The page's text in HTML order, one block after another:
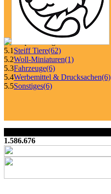
5.1 Steiff Tiere(62)
5.2Woll-Miniaturen(1)
5.3Fahrzeuge(6)
5.4Werbemittel & Drucksachen(6)
5.5Sonstiges(6)
1.586.676